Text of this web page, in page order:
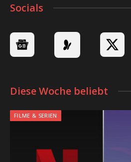
Socials
Diese Woche beliebt
FILME & SERIEN